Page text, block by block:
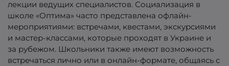
лекции ведущих специалистов. Социализация в
школе «Оптима» часто представлена офлайн-
мероприятиями: встречами, квестами, экскурсиями
и мастер-классами, которые проходят в Украине и
за рубежом. Школьники также имеют возможность
встречаться лично или в онлайн-формате, общаясь с